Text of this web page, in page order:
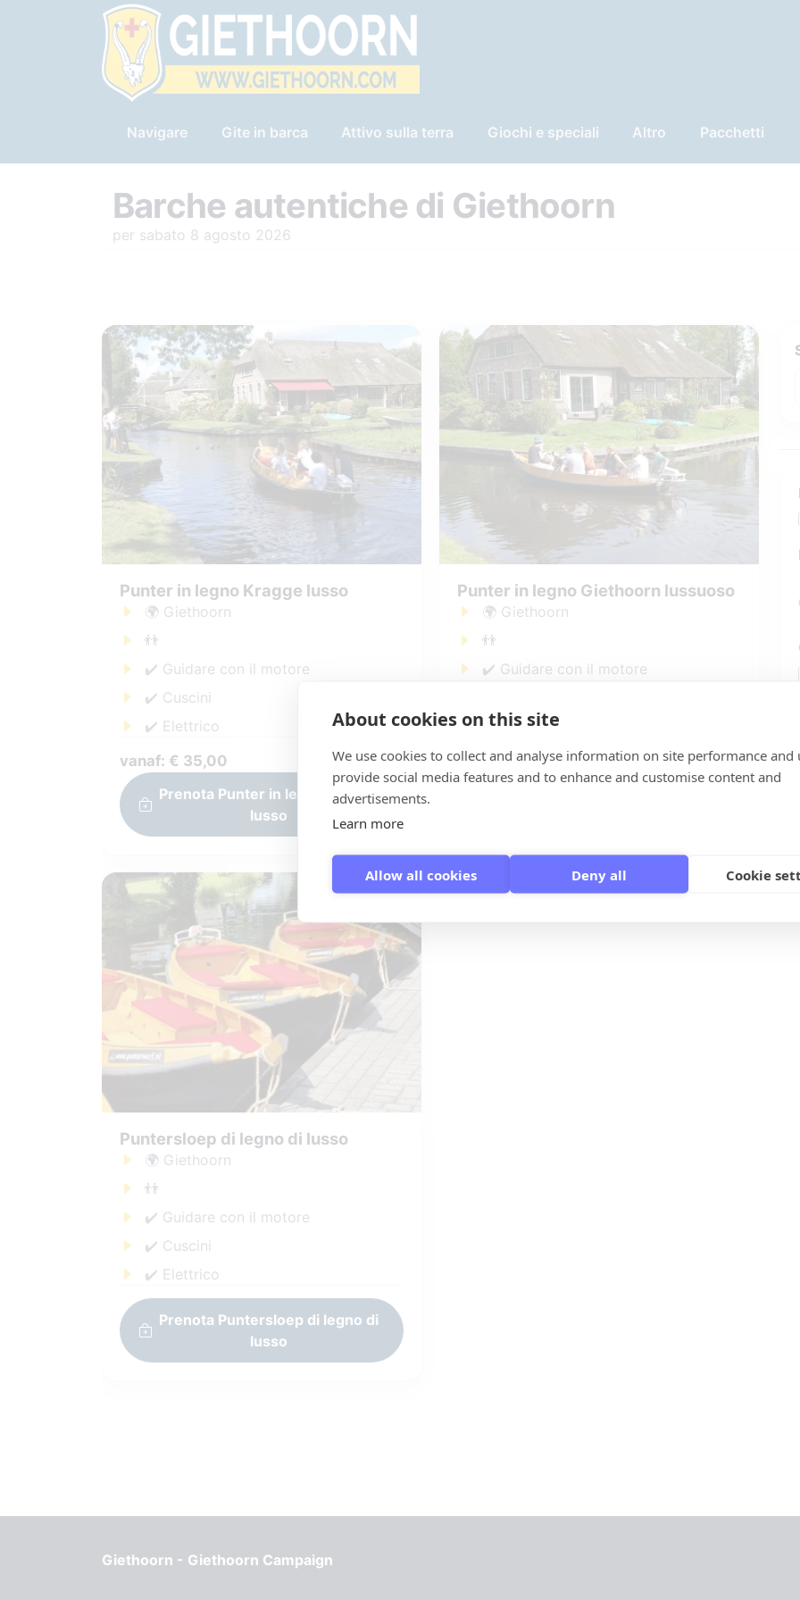
Navigare Gite in barca Attivo sulla terra Giochi e speciali Altro Pacchetti
Barche autentiche di Giethoorn
per sabato 8 agosto 2026
Punter in legno Kragge lusso
🌍 Giethoorn
👬
✔️ Guidare con il motore
✔️ Cuscini
✔️ Elettrico
vanaf: € 35,00
Prenota Punter in legno Kragge
lusso
Punter in legno Giethoorn lussuoso
🌍 Giethoorn
👬
✔️ Guidare con il motore
✔️ Elettrico
vanaf: € 35,00
Puntersloep di legno di lusso
🌍 Giethoorn
👬
✔️ Guidare con il motore
✔️ Cuscini
✔️ Elettrico
Prenota Puntersloep di legno di
lusso
Giethoorn - Giethoorn Campaign
About cookies on this site
We use cookies to collect and analyse information on site performance and
provide social media features and to enhance and customise content and
advertisements.
Learn more
Allow all cookies Deny all Cookie